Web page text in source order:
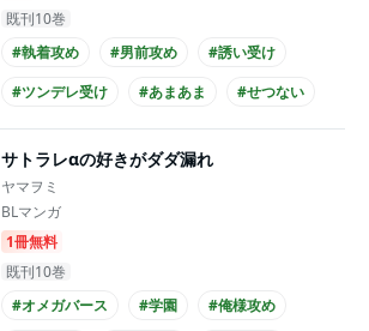
既刊10巻
#執着攻め
#男前攻め
#誘い受け
#ツンデレ受け
#あまあま
#せつない
#同級生
#社長攻め
#メガネ攻め
#黒髪攻め
サトラレαの好きがダダ漏れ
ヤマヲミ
BLマンガ
1冊無料
既刊10巻
#オメガバース
#学園
#俺様攻め